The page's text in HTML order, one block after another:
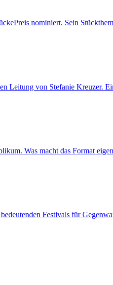
nominiert. Sein
Leitung von Stefanie Kreuzer.
Was macht das Format
Festivals für